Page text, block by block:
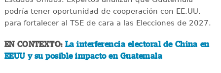
podría tener oportunidad de cooperación con EE.UU.
para fortalecer al TSE de cara a las Elecciones de 2027.
EN CONTEXTO:La interferencia electoral de China en
EEUU y su posible impacto en Guatemala